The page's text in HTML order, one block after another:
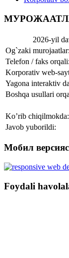
2026-yil
Og`zaki murojaatlar:
Telefon / faks orqali:
Korporativ web-
Yagona interaktiv
Boshqa usullari
Ko’rib chiqilmokda:
Javob yuborildi:
Мобил
Foydali